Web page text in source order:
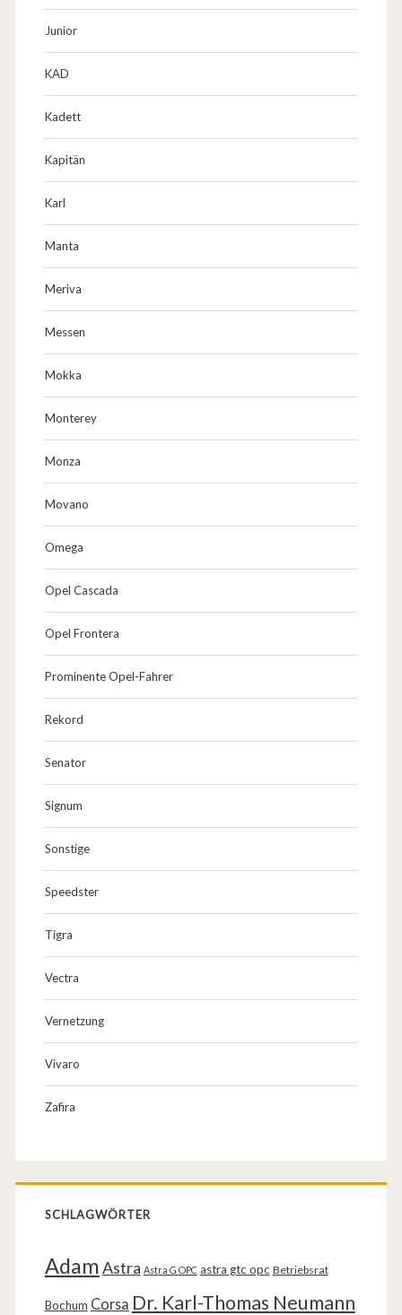
Junior
KAD
Kadett
Kapitän
Karl
Manta
Meriva
Messen
Mokka
Monterey
Monza
Movano
Omega
Opel Cascada
Opel Frontera
Prominente Opel-Fahrer
Rekord
Senator
Signum
Sonstige
Speedster
Tigra
Vectra
Vernetzung
Vivaro
Zafira
SCHLAGWÖRTER
AdamAstra Astra G OPC astra gtc opc Betriebsrat
Bochum Corsa Dr. Karl-Thomas Neumann